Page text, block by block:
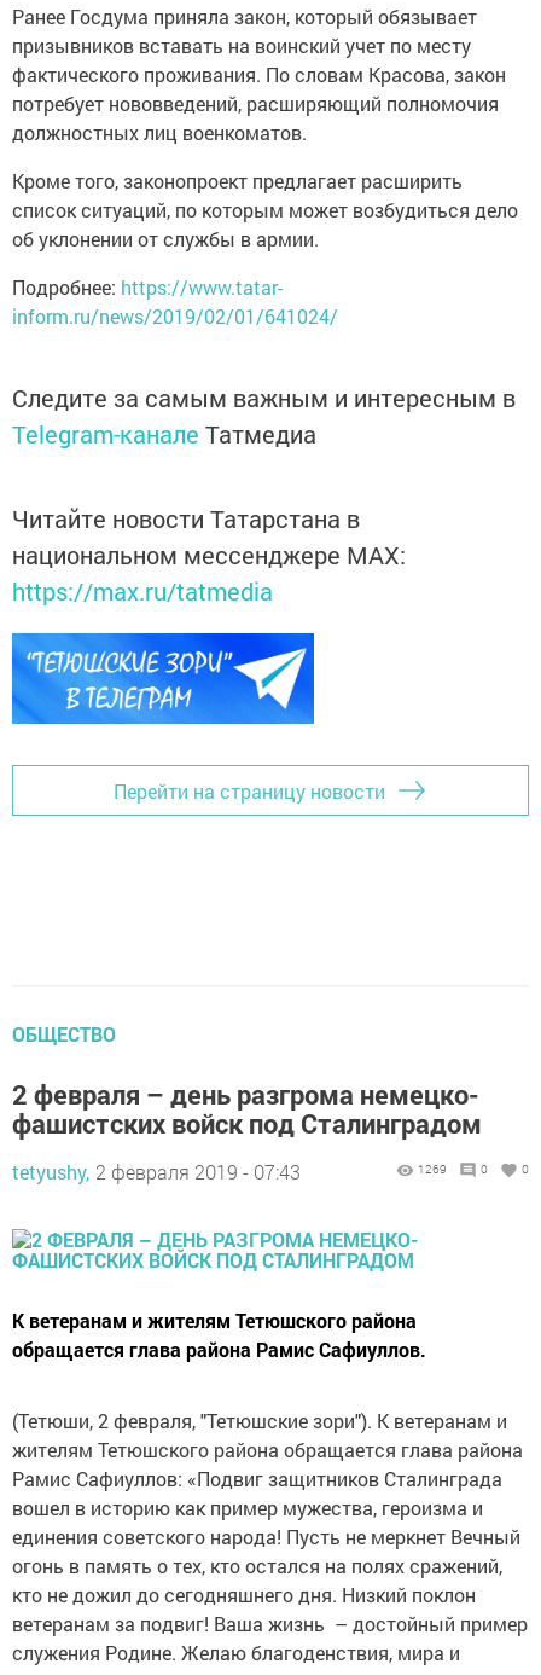
Ранее Госдума приняла закон, который обязывает
призывников вставать на воинский учет по месту
фактического проживания. По словам Красова, закон
потребует нововведений, расширяющий полномочия
должностных лиц военкоматов.
Кроме того, законопроект предлагает расширить
список ситуаций, по которым может возбудиться дело
об уклонении от службы в армии.
Подробнее: https://www.tatar-
inform.ru/news/2019/02/01/641024/
Следите за самым важным и интересным в
Telegram-канале Татмедиа
Читайте новости Татарстана в
национальном мессенджере MАХ:
https://max.ru/tatmedia
Перейти на страницу новости
ОБЩЕСТВО
2 февраля – день разгрома немецко-
фашистских войск под Сталинградом
tetyushy, 2 февраля 2019 - 07:43 1269 0 0
К ветеранам и жителям Тетюшского района
обращается глава района Рамис Сафиуллов.
(Тетюши, 2 февраля, "Тетюшские зори"). К ветеранам и
жителям Тетюшского района обращается глава района
Рамис Сафиуллов: «Подвиг защитников ­Сталинграда
вошел в историю как пример мужества, героизма и
единения советского народа! Пусть не меркнет ­Вечный
огонь в память о тех, кто остался на полях сражений,
кто не дожил до сегодняшнего дня. Низкий поклон
ветеранам за подвиг! Ваша жизнь – достойный пример
­служения Родине. Желаю благоденствия, мира и